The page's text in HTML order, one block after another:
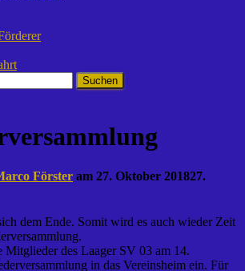
Förster am 27. Oktober 201827.
dem Ende. Somit wird es auch wieder Zeit
des Laager SV 03 am 14.
in das Vereinsheim ein. Für